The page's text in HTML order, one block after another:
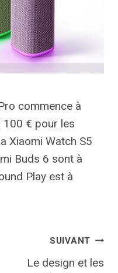
commence à
100 € pour les
Xiaomi Watch S5
Buds 6 sont à
Play est à
SUIVANT
Le design et les